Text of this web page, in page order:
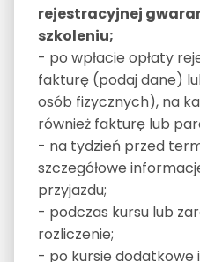
rejestracyjnej
szkoleniu;
- po wpłacie opłaty
fakturę (podaj dane)
osób fizycznych), na
również fakturę lub
- na tydzień przed
szczegółowe
przyjazdu;
- podczas kursu lub
rozliczenie;
- po kursie dodatkowe